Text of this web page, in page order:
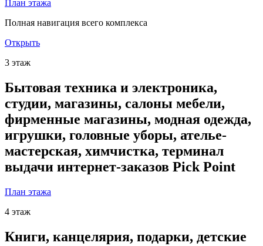
План этажа
Полная навигация всего комплекса
Открыть
3 этаж
Бытовая техника и электроника,
студии, магазины, салоны мебели,
фирменные магазины, модная одежда,
игрушки, головные уборы, ателье-
мастерская, химчистка, терминал
выдачи интернет-заказов Pick Point
План этажа
4 этаж
Книги, канцелярия, подарки, детские